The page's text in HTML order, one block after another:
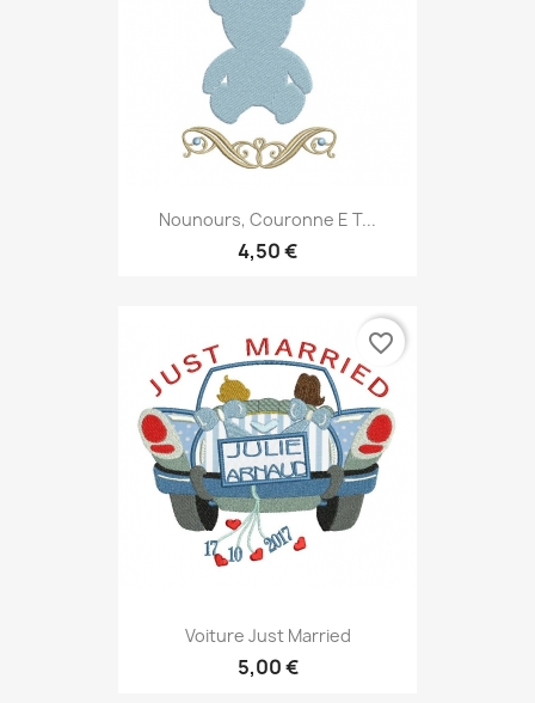
Nounours, Couronne E T...
4,50 €
Voiture Just Married
5,00 €
favorite_border